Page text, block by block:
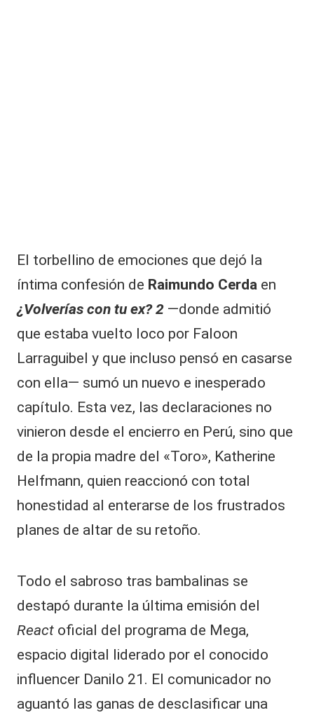
C
El torbellino de emociones que dejó la
íntima confesión de Raimundo Cerda en
¿Volverías con tu ex? 2 —donde admitió
que estaba vuelto loco por Faloon
Larraguibel y que incluso pensó en casarse
con ella— sumó un nuevo e inesperado
capítulo. Esta vez, las declaraciones no
vinieron desde el encierro en Perú, sino que
de la propia madre del «Toro», Katherine
Helfmann, quien reaccionó con total
honestidad al enterarse de los frustrados
planes de altar de su retoño.
Todo el sabroso tras bambalinas se
destapó durante la última emisión del
React oficial del programa de Mega,
espacio digital liderado por el conocido
influencer Danilo 21 . El comunicador no
aguantó las ganas de desclasificar una